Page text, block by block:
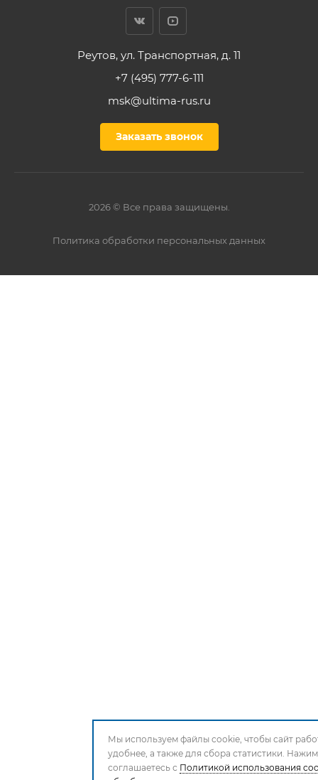
Реутов, ул. Транспортная, д. 11
+7 (495) 777-6-111
msk@ultima-rus.ru
Заказать звонок
2026 © Все права защищены.
Политика обработки персональных данных
Мы используем файлы cookie, чтобы сайт
удобнее, а также для сбора статистики.
соглашаетесь с Политикой использования